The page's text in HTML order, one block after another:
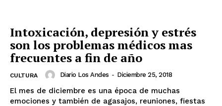
Intoxicación, depresión y estrés
son los problemas médicos mas
frecuentes a fin de año
CULTURA Diario Los Andes - Diciembre 25, 2018
El mes de diciembre es una época de muchas
emociones y también de agasajos, reuniones, fiestas